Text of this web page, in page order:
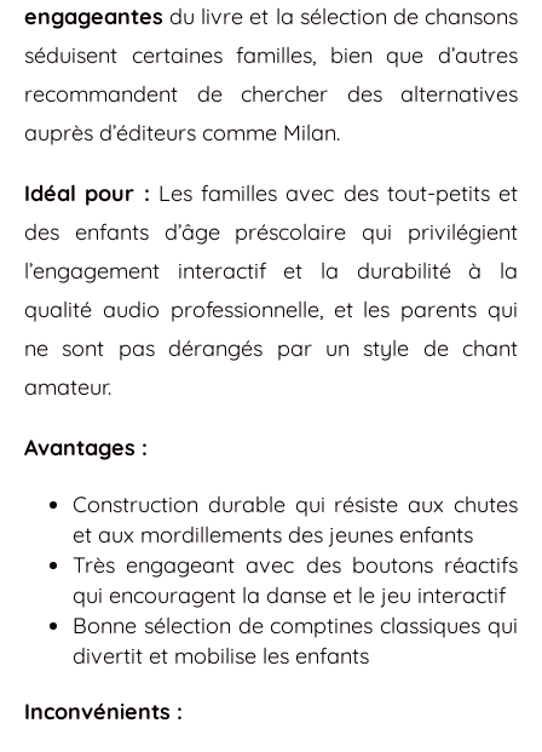
engageantes du livre et la sélection de chansons
séduisent certaines familles, bien que d’autres
recommandent de chercher des alternatives
auprès d’éditeurs comme Milan.
Idéal pour : Les familles avec des tout-petits et
des enfants d’âge préscolaire qui privilégient
l’engagement interactif et la durabilité à la
qualité audio professionnelle, et les parents qui
ne sont pas dérangés par un style de chant
amateur.
Avantages :
Construction durable qui résiste aux chutes
et aux mordillements des jeunes enfants
Très engageant avec des boutons réactifs
qui encouragent la danse et le jeu interactif
Bonne sélection de comptines classiques qui
divertit et mobilise les enfants
Inconvénients :